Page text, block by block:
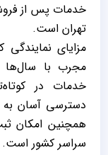
خدمات پس از فروش
تهران است.
مزایای
مجرب با سال‌ها
خدمات در
دسترسی آسان به
همچنین امکان
سراسر کشور است.